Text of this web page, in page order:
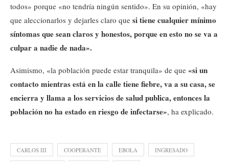
todos» porque «no tendría ningún sentido». En su opinión, «hay
que aleccionarlos y dejarles claro que si tiene cualquier mínimo
síntomas que sean claros y honestos, porque en esto no se va a
culpar a nadie de nada».
Asimismo, «la población puede estar tranquila» de que «si un
contacto mientras está en la calle tiene fiebre, va a su casa, se
encierra y llama a los servicios de salud publica, entonces la
población no ha estado en riesgo de infectarse», ha explicado.
CARLOS III COOPERANTE EBOLA INGRESADO